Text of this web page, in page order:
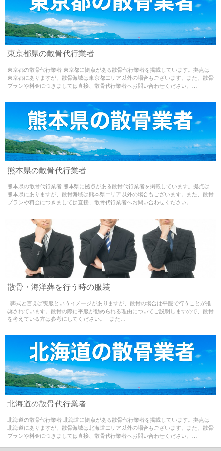
Warning: Use of undefined constant - assumed ' ' (this
/home/misao09110704/medialynxjapan.com/public_html/
東京都県の散骨代行業者
東京都の散骨代行業者 東京都に拠点がある散骨代行業者を掲載しています。拠点は
東京都にありますが、散骨海域は東京都エリア以外の場合もございます。また、散骨
プランや料金につきましては直接、散骨代行業者へお問い合わせください。…
Warning: Use of undefined constant - assumed ' ' (this
/home/misao09110704/medialynxjapan.com/public_html/
熊本県の散骨代行業者
熊本県の散骨代行業者 熊本県に拠点がある散骨代行業者を掲載しています。拠点は
熊本県にありますが、散骨海域は熊本県エリア以外の場合もございます。また、散骨
プランや料金につきましては直接、散骨代行業者へお問い合わせください。…
Warning: Use of undefined constant - assumed ' ' (this
/home/misao09110704/medialynxjapan.com/public_html/
散骨・海洋葬を行う時の服装
葬式と言えば喪服というイメージがありますが、散骨の場合は平服で行うことが推
奨されています。散骨の際に平服が勧められる理由についてご説明しますので、散骨
を考えている方は参考にしてください。 また…
Warning: Use of undefined constant - assumed ' ' (this
/home/misao09110704/medialynxjapan.com/public_html/
北海道の散骨代行業者
北海道の散骨代行業者 北海道に拠点がある散骨代行業者を掲載しています。拠点は
北海道にありますが、散骨海域は北海道エリア以外の場合もございます。また、散骨
プランや料金につきましては直接、散骨代行業者へお問い合わせください。…